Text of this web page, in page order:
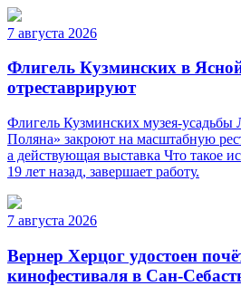
7 августа 2026
Флигель Кузминских в
отреставрируют
Флигель Кузминских музея-усадьбы
Поляна» закроют на масштабную
а действующая выставка Что такое
19 лет назад, завершает работу.
7 августа 2026
Вернер Херцог удостоен
кинофестиваля в Сан-